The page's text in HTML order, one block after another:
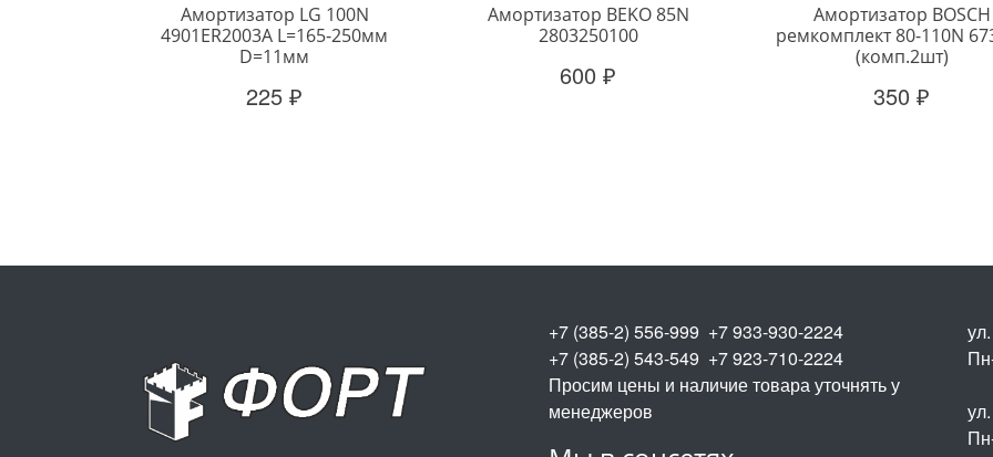
Амортизатор LG 100N
4901ER2003A L=165-250мм
D=11мм
225 ₽
Амортизатор BEKO 85N
2803250100
600 ₽
Амортизатор BOSCH
ремкомплект 80-110N
(комп.2шт)
350 ₽
+7 (385-2) 556-999 +7 933-930-2224
+7 (385-2) 543-549 +7 923-710-2224
Просим цены и наличие товара уточнять у
менеджеров